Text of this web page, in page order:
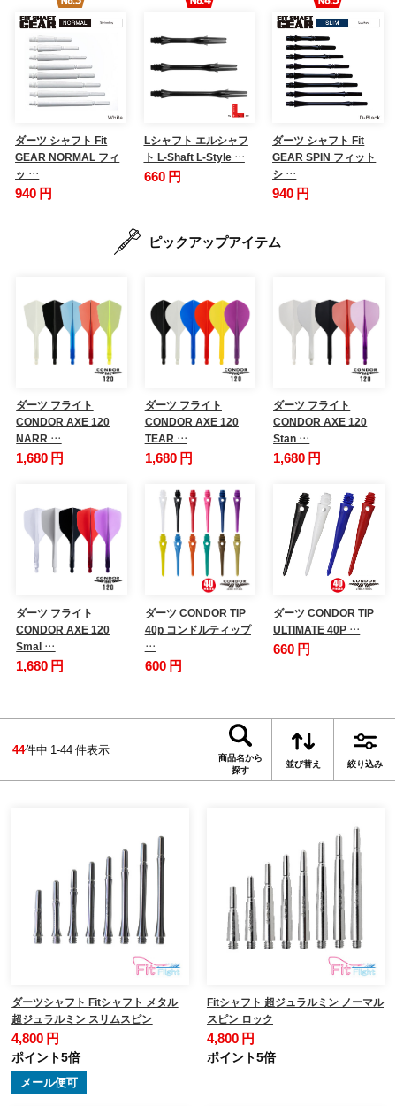
ダーツ シャフト Fit
GEAR NORMAL フィ
ッ …
940 円
Lシャフト エルシャフ
ト L-Shaft L-Style …
660 円
ダーツ シャフト Fit
GEAR SPIN フィット
シ …
940 円
ピックアップアイテム
ダーツ フライト
CONDOR AXE 120
NARR …
1,680 円
ダーツ フライト
CONDOR AXE 120
TEAR …
1,680 円
ダーツ フライト
CONDOR AXE 120
Stan …
1,680 円
ダーツ フライト
CONDOR AXE 120
Smal …
1,680 円
ダーツ CONDOR TIP
40p コンドルティップ
…
600 円
ダーツ CONDOR TIP
ULTIMATE 40P …
660 円
44件中 1-44 件表示
商品名から
探す
並び替え 絞り込み
ダーツシャフト Fitシャフト メタル
超ジュラルミン スリムスピン
4,800 円
ポイント5倍
メール便可
Fitシャフト 超ジュラルミン ノーマル
スピン ロック
4,800 円
ポイント5倍